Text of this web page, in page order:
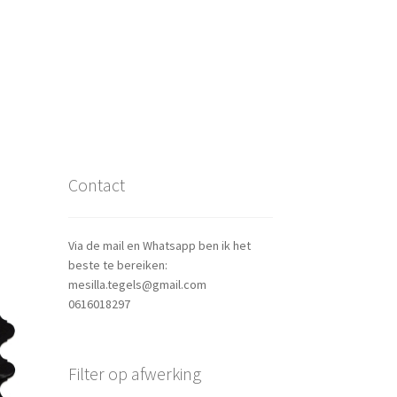
Contact
Via de mail en Whatsapp ben ik het
beste te bereiken:
mesilla.tegels@gmail.com
0616018297
Filter op afwerking